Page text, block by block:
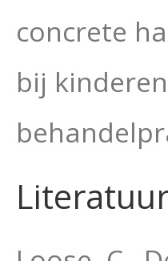
concrete
bij